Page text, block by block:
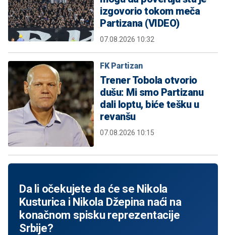
izgovorio tokom meča
Partizana (VIDEO)
07.08.2026 10:32
FK Partizan
Trener Tobola otvorio
dušu: Mi smo Partizanu
dali loptu, biće tešku u
revanšu
07.08.2026 10:15
Da li očekujete da će se Nikola
Kusturica i Nikola Džepina naći na
konačnom spisku reprezentacije
Srbije?